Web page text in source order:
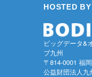
HOSTED BY
ビッグデータ&
ブ九州
〒814-0001 福
公益財団法人